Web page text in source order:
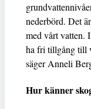
nederbörd. Det
med vårt vatten.
ha fri tillgång till
säger Anneli
Hur känner